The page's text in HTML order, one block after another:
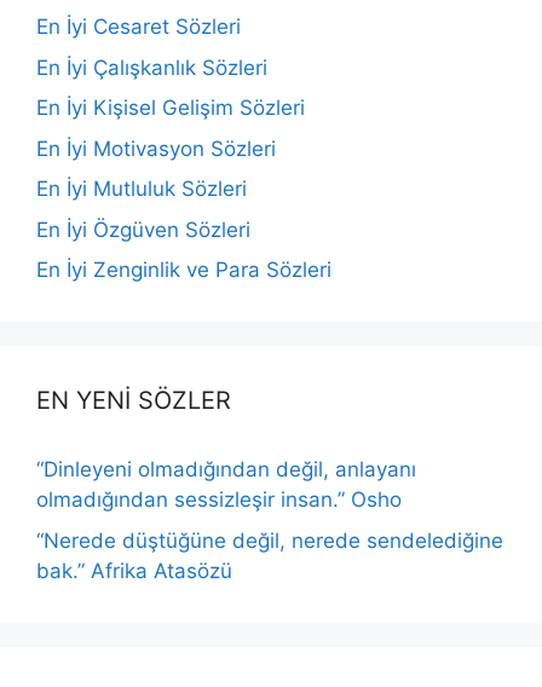
En İyi Cesaret Sözleri
En İyi Çalışkanlık Sözleri
En İyi Kişisel Gelişim Sözleri
En İyi Motivasyon Sözleri
En İyi Mutluluk Sözleri
En İyi Özgüven Sözleri
En İyi Zenginlik ve Para Sözleri
EN YENİ SÖZLER
“Dinleyeni olmadığından değil, anlayanı
olmadığından sessizleşir insan.” Osho
“Nerede düştüğüne değil, nerede sendelediğine
bak.” Afrika Atasözü